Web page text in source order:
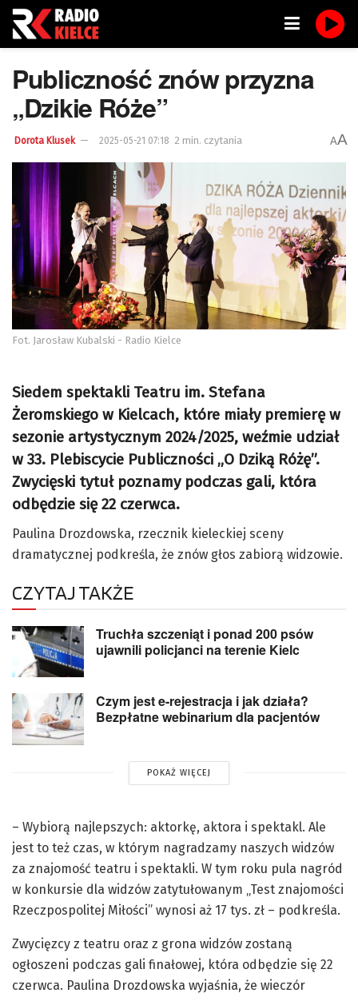
Publiczność znów przyzna
„Dzikie Róże”
Dorota Klusek 2025-05-21 07:18 2 min. czytania AA
Fot. Jarosław Kubalski - Radio Kielce
Siedem spektakli Teatru im. Stefana
Żeromskiego w Kielcach, które miały premierę w
sezonie artystycznym 2024/2025, weźmie udział
w 33. Plebiscycie Publiczności „O Dziką Różę”.
Zwycięski tytuł poznamy podczas gali, która
odbędzie się 22 czerwca.
Paulina Drozdowska, rzecznik kieleckiej sceny
dramatycznej podkreśla, że znów głos zabiorą widzowie.
CZYTAJ TAKŻE
Truchła szczeniąt i ponad 200 psów
ujawnili policjanci na terenie Kielc
Czym jest e-rejestracja i jak działa?
Bezpłatne webinarium dla pacjentów
POKAŻ WIĘCEJ
– Wybiorą najlepszych: aktorkę, aktora i spektakl. Ale
jest to też czas, w którym nagradzamy naszych widzów
za znajomość teatru i spektakli. W tym roku pula nagród
w konkursie dla widzów zatytułowanym „Test znajomości
Rzeczpospolitej Miłości” wynosi aż 17 tys. zł – podkreśla.
Zwycięzcy z teatru oraz z grona widzów zostaną
ogłoszeni podczas gali finałowej, która odbędzie się 22
czerwca. Paulina Drozdowska wyjaśnia, że wieczór